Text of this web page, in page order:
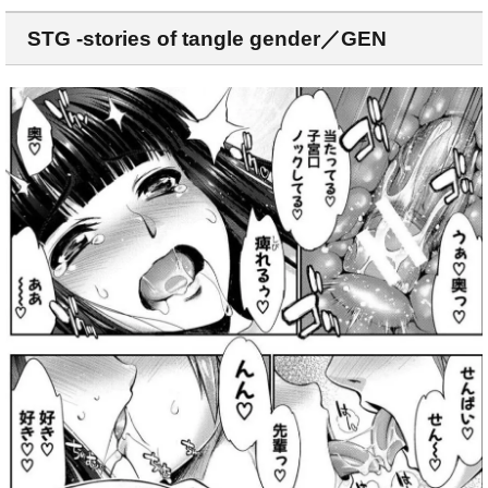
STG -stories of tangle gender／GEN